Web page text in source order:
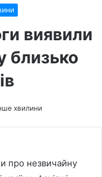
виявили
близько
хвилини
про незвичайну